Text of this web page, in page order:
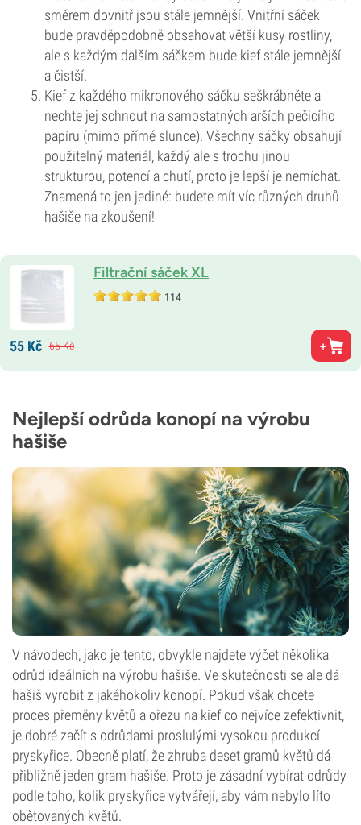
směrem dovnitř jsou stále jemnější. Vnitřní sáček
bude pravděpodobně obsahovat větší kusy rostliny,
ale s každým dalším sáčkem bude kief stále jemnější
a čistší.
Kief z každého mikronového sáčku seškrábněte a
nechte jej schnout na samostatných arších pečicího
papíru (mimo přímé slunce). Všechny sáčky obsahují
použitelný materiál, každý ale s trochu jinou
strukturou, potencí a chutí, proto je lepší je nemíchat.
Znamená to jen jediné: budete mít víc různých druhů
hašiše na zkoušení!
Filtrační sáček XL
114
55 Kč 65Kč
Nejlepší odrůda konopí na výrobu
hašiše
V návodech, jako je tento, obvykle najdete výčet několika
odrůd ideálních na výrobu hašiše. Ve skutečnosti se ale dá
hašiš vyrobit z jakéhokoliv konopí. Pokud však chcete
proces přeměny květů a ořezu na kief co nejvíce zefektivnit,
je dobré začít s odrůdami proslulými vysokou produkcí
pryskyřice. Obecně platí, že zhruba deset gramů květů dá
přibližně jeden gram hašiše. Proto je zásadní vybírat odrůdy
podle toho, kolik pryskyřice vytvářejí, aby vám nebylo líto
obětovaných květů.